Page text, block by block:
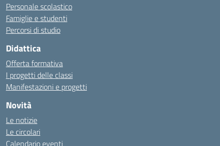
Personale scolastico
Famiglie e studenti
Percorsi di studio
Didattica
Offerta formativa
I progetti delle classi
Manifestazioni e progetti
Novità
Le notizie
Le circolari
Calendario eventi